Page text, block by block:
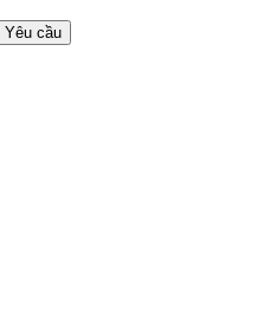
Yêu cầu